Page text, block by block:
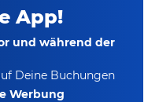
App!
und während der
Deine Buchungen
Werbung